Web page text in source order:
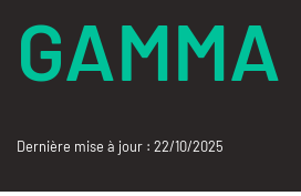
Dernière mise à jour : 22/10/2025